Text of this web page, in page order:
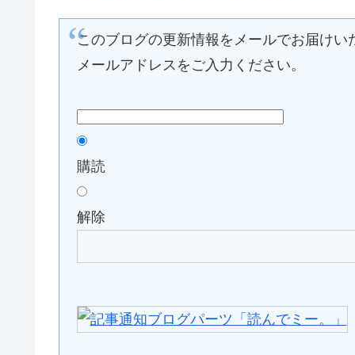
このブログの更新情報をメールでお届けい
メールアドレスをご入力ください。
購読
解除